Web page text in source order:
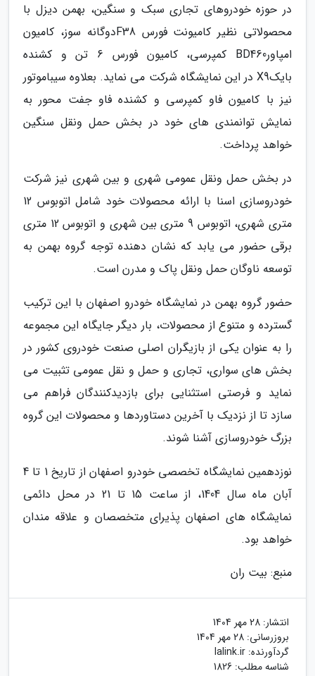
در حوزه خودروهای تجاری سبک و سنگین، بهمن دیزل با
محصولاتی نظیر کامیونت فورس F38دوگانه سوز، کامیون
امپاورBD460 کمپرسی، کامیون فورس 6 تن و کشنده
بایکX9 در این نمایشگاه شرکت می نماید. بعلاوه سیباموتور
نیز با کامیون فاو کمپرسی و کشنده فاو جفت محور به
نمایش توانمندی های خود در بخش حمل ونقل سنگین
خواهد پرداخت.
در بخش حمل ونقل عمومی شهری و بین شهری نیز شرکت
خودروسازی اسنا با ارائه محصولات خود شامل اتوبوس 12
متری شهری، اتوبوس 9 متری بین شهری و اتوبوس 12 متری
برقی حضور می یابد که نشان دهنده توجه گروه بهمن به
توسعه ناوگان حمل ونقل پاک و مدرن است.
حضور گروه بهمن در نمایشگاه خودرو اصفهان با این ترکیب
گسترده و متنوع از محصولات، بار دیگر جایگاه این مجموعه
را به عنوان یکی از بازیگران اصلی صنعت خودروی کشور در
بخش های سواری، تجاری و حمل و نقل عمومی تثبیت می
نماید و فرصتی استثنایی برای بازدیدکنندگان فراهم می
سازد تا از نزدیک با آخرین دستاوردها و محصولات این گروه
بزرگ خودروسازی آشنا شوند.
نوزدهمین نمایشگاه تخصصی خودرو اصفهان از تاریخ 1 تا 4
آبان ماه سال 1404، از ساعت 15 تا 21 در محل دائمی
نمایشگاه های اصفهان پذیرای متخصصان و علاقه مندان
خواهد بود.
منبع: بیت ران
انتشار: 28 مهر 1404
بروزرسانی: 28 مهر 1404
گردآورنده: lalink.ir
شناسه مطلب: 1826